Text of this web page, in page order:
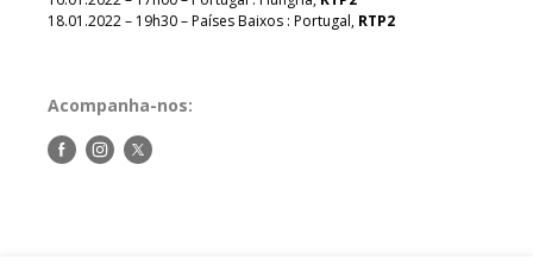
18.01.2022 – 19h30 – Países Baixos : Portugal, RTP2
Acompanha-nos:
Siga-Siga-Siga-